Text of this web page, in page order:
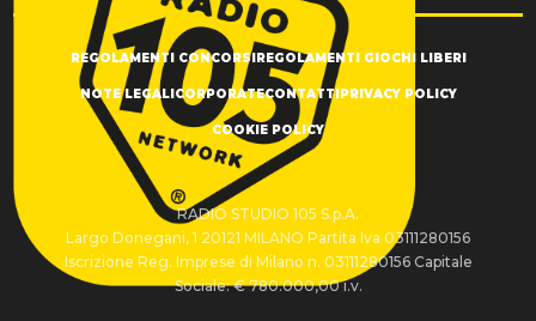
REGOLAMENTI CONCORSIREGOLAMENTI GIOCHI LIBERI
NOTE LEGALICORPORATECONTATTIPRIVACY POLICY
COOKIE POLICY
RADIO STUDIO 105 S.p.A.
Largo Donegani, 1 20121 MILANO Partita Iva 03111280156
Iscrizione Reg. Imprese di Milano n. 03111280156 Capitale
Sociale: € 780.000,00 i.v.